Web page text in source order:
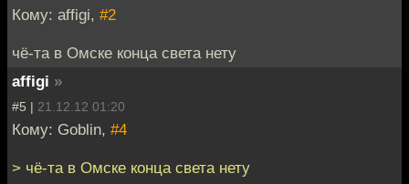
Кому: affigi, #2
чё-та в Омске конца света нету
affigi »
#5 | 21.12.12 01:20
Кому: Goblin, #4
> чё-та в Омске конца света нету